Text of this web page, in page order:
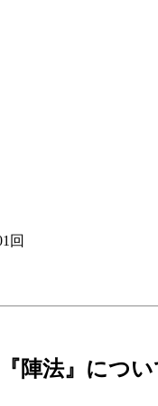
回
陣法』につ